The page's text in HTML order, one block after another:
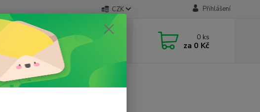
CZK Přihlášení
Nevíte si rady? Zavolejte.
+420 733 751 266
(Po-Pá, 15:00-20:00 hod.)
0 ks
za 0 Kč